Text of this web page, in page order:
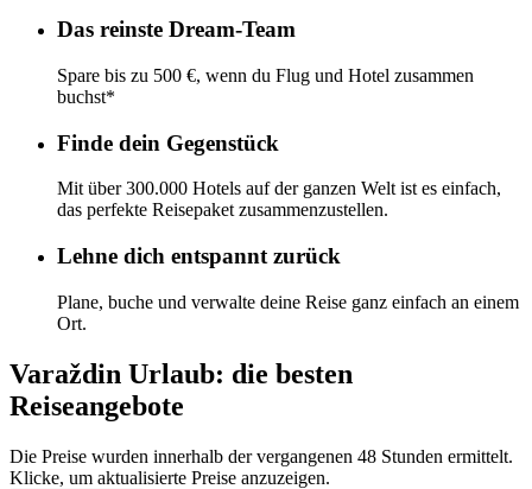
Das reinste Dream-Team
Spare bis zu 500 €, wenn du Flug und Hotel zusammen
buchst*
Finde dein Gegenstück
Mit über 300.000 Hotels auf der ganzen Welt ist es einfach,
das perfekte Reisepaket zusammenzustellen.
Lehne dich entspannt zurück
Plane, buche und verwalte deine Reise ganz einfach an einem
Ort.
Varaždin Urlaub: die besten
Reiseangebote
Die Preise wurden innerhalb der vergangenen 48 Stunden ermittelt.
Klicke, um aktualisierte Preise anzuzeigen.